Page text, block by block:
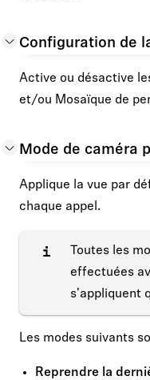
Configuration de
Active ou désactive
et/ou Mosaïque de
Mode de caméra
Applique la vue par
chaque appel.
Toutes les
effectuées
s'appliquent
Les modes suivants
Reprendre la